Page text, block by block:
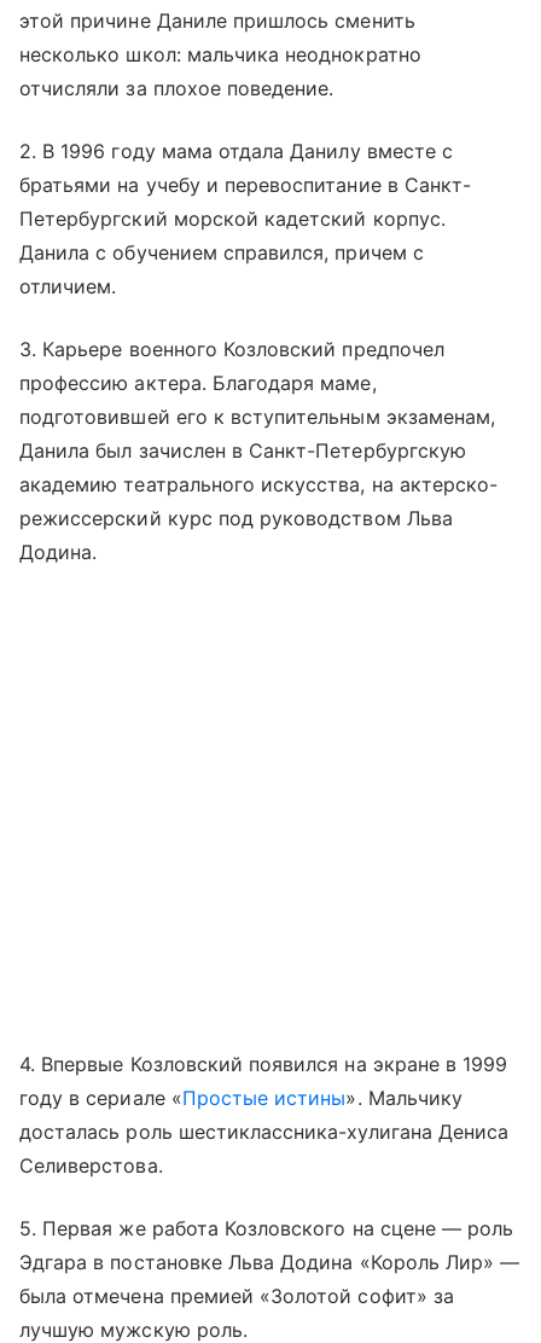
этой причине Даниле пришлось сменить
несколько школ: мальчика неоднократно
отчисляли за плохое поведение.
2. В 1996 году мама отдала Данилу вместе с
братьями на учебу и перевоспитание в Санкт-
Петербургский морской кадетский корпус.
Данила с обучением справился, причем с
отличием.
3. Карьере военного Козловский предпочел
профессию актера. Благодаря маме,
подготовившей его к вступительным экзаменам,
Данила был зачислен в Санкт-Петербургскую
академию театрального искусства, на актерско-
режиссерский курс под руководством Льва
Додина.
4. Впервые Козловский появился на экране в 1999
году в сериале «Простые истины». Мальчику
досталась роль шестиклассника-хулигана Дениса
Селиверстова.
5. Первая же работа Козловского на сцене — роль
Эдгара в постановке Льва Додина «Король Лир» —
была отмечена премией «Золотой софит» за
лучшую мужскую роль.